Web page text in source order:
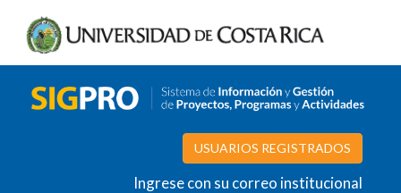
USUARIOS REGISTRADOS
Ingrese con su correo institucional